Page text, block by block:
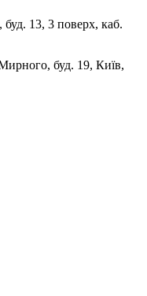
буд. 13, 3 поверх, каб.
буд. 19, Київ,